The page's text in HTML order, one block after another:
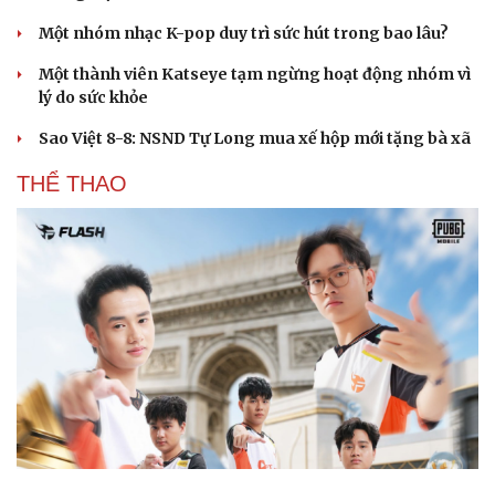
Săn Tour
Podcast
Câu chuyện thời sự
Đọc truyện đêm khuya
Cửa sổ tình yêu
Kể chuyện cho bé
Hạt giống tâm hồn
Một nhóm nhạc K-pop duy trì sức hút trong bao lâu?
Một thành viên Katseye tạm ngừng hoạt động nhóm vì
lý do sức khỏe
Sao Việt 8-8: NSND Tự Long mua xế hộp mới tặng bà xã
THỂ THAO